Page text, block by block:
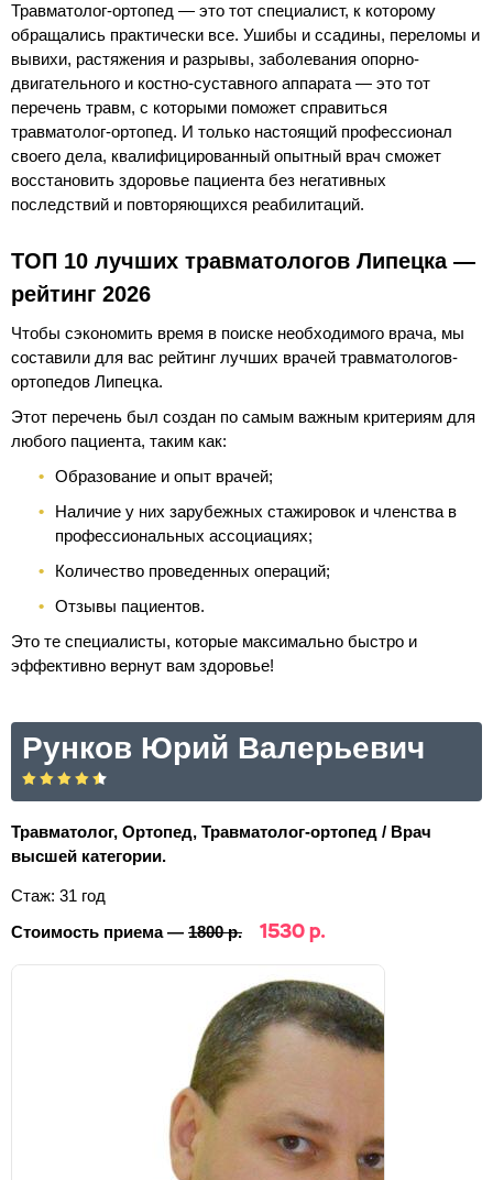
Травматолог-ортопед — это тот специалист, к которому
обращались практически все. Ушибы и ссадины, переломы и
вывихи, растяжения и разрывы, заболевания опорно-
двигательного и костно-суставного аппарата — это тот
перечень травм, с которыми поможет справиться
травматолог-ортопед. И только настоящий профессионал
своего дела, квалифицированный опытный врач сможет
восстановить здоровье пациента без негативных
последствий и повторяющихся реабилитаций.
ТОП 10 лучших травматологов Липецка —
рейтинг 2026
Чтобы сэкономить время в поиске необходимого врача, мы
составили для вас рейтинг лучших врачей травматологов-
ортопедов Липецка.
Этот перечень был создан по самым важным критериям для
любого пациента, таким как:
Образование и опыт врачей;
Наличие у них зарубежных стажировок и членства в
профессиональных ассоциациях;
Количество проведенных операций;
Отзывы пациентов.
Это те специалисты, которые максимально быстро и
эффективно вернут вам здоровье!
Рунков Юрий Валерьевич
Травматолог, Ортопед, Травматолог-ортопед / Врач
высшей категории.
Стаж: 31 год
Стоимость приема — 1800 р. 1530 р.